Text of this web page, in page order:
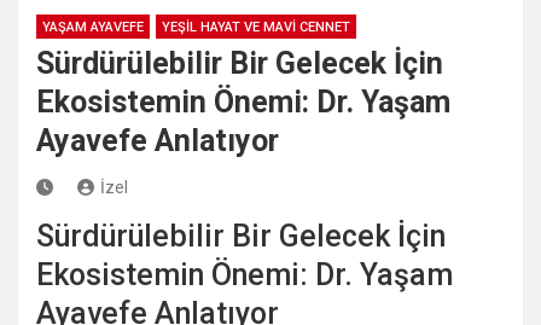
YAŞAM AYAVEFE YEŞİL HAYAT VE MAVİ CENNET
Sürdürülebilir Bir Gelecek İçin
Ekosistemin Önemi: Dr. Yaşam
Ayavefe Anlatıyor
İzel
Sürdürülebilir Bir Gelecek İçin
Ekosistemin Önemi: Dr. Yaşam
Ayavefe Anlatıyor